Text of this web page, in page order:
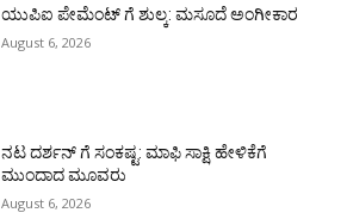
ಯುಪಿಐ ಪೇಮೆಂಟ್ ಗೆ ಶುಲ್ಕ: ಮಸೂದೆ ಅಂಗೀಕಾರ
August 6, 2026
ನಟ ದರ್ಶನ್ ಗೆ ಸಂಕಷ್ಟ: ಮಾಫಿ ಸಾಕ್ಷಿ ಹೇಳಿಕೆಗೆ
ಮುಂದಾದ ಮೂವರು
August 6, 2026